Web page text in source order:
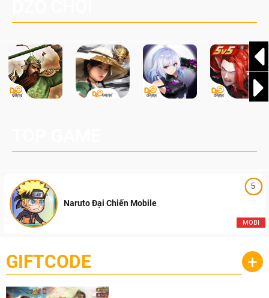
5
MOBI
Naruto Đại Chiến Mobile
GIFTCODE +